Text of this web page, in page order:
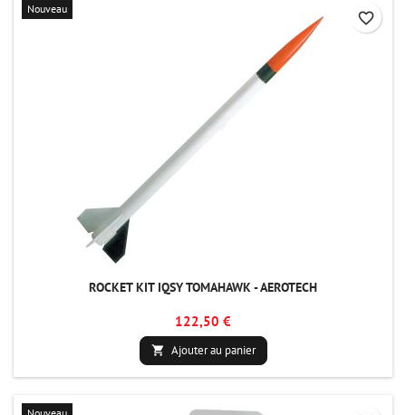
Nouveau
ROCKET KIT IQSY TOMAHAWK - AEROTECH
122,50 €
 Ajouter au panier
favorite_border